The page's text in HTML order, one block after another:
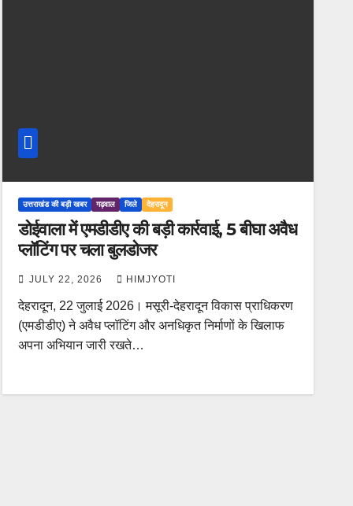
उत्तराखंड की बड़ी खबर गढ़वाल जिले देहरादून
डोईवाला में एमडीडीए की बड़ी कार्रवाई, 5 बीघा अवैध
प्लॉटिंग पर चला बुलडोजर
JULY 22, 2026 HIMJYOTI
देहरादून, 22 जुलाई 2026। मसूरी-देहरादून विकास प्राधिकरण
(एमडीडीए) ने अवैध प्लॉटिंग और अनधिकृत निर्माणों के खिलाफ
अपना अभियान जारी रखते…